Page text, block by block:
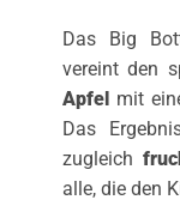
Das Big
vereint den
Apfel mit
Das
zugleich
alle, die den